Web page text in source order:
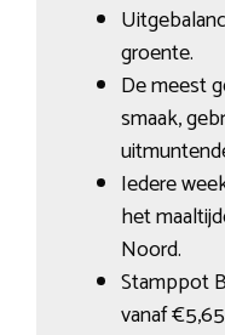
groente.
De meest
smaak,
Iedere
het
Noord.
Stamppot
vanaf